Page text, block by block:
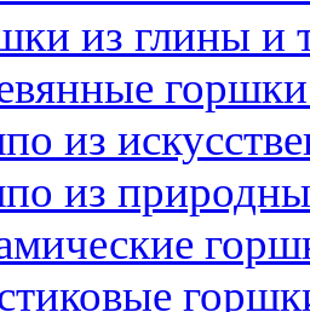
из глины и
из
из